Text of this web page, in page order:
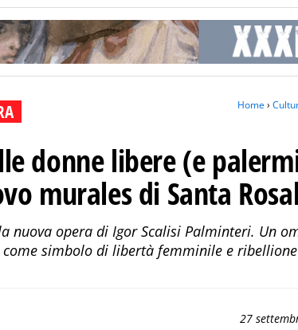
Home›
donne libere (e
murales di Santa
nuova opera di Igor Scalisi Palminteri. Un
come simbolo di libertà femminile e
27